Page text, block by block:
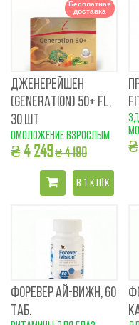
Бесплатная
доставка
ДЖЕНЕРЕЙШЕН
(GENERATION) 50+ FL,
30 ШТ
омоложение взрослым
₴ 4 249₴ 4 190
В 1 КЛІК
ФОРЕВЕР АЙ-ВИЖН, 60
ТАБ.